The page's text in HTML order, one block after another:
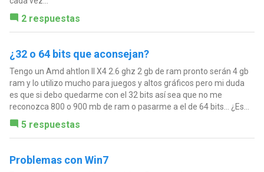
2 respuestas
¿32 o 64 bits que aconsejan?
Tengo un Amd ahtlon II X4 2.6 ghz 2 gb de ram pronto serán 4 gb
ram y lo utilizo mucho para juegos y altos gráficos pero mi duda
es que si debo quedarme con el 32 bits así sea que no me
reconozca 800 o 900 mb de ram o pasarme a el de 64 bits... ¿Es...
5 respuestas
Problemas con Win7